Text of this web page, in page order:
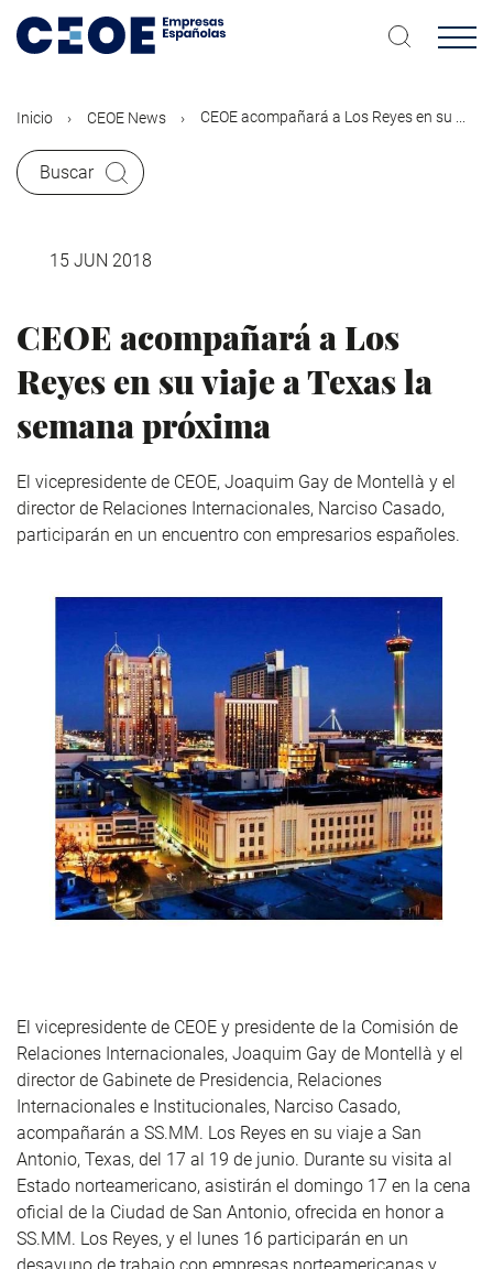
contenido
Inicio CEOE News CEOE acompañará a Los Reyes en su ...
Buscar
15 JUN 2018
CEOE acompañará a Los
Reyes en su viaje a Texas la
semana próxima
El vicepresidente de CEOE, Joaquim Gay de Montellà y el
director de Relaciones Internacionales, Narciso Casado,
participarán en un encuentro con empresarios españoles.
El vicepresidente de CEOE y presidente de la Comisión de
Relaciones Internacionales, Joaquim Gay de Montellà y el
director de Gabinete de Presidencia, Relaciones
Internacionales e Institucionales, Narciso Casado,
acompañarán a SS.MM. Los Reyes en su viaje a San
Antonio, Texas, del 17 al 19 de junio. Durante su visita al
Estado norteamericano, asistirán el domingo 17 en la cena
oficial de la Ciudad de San Antonio, ofrecida en honor a
SS.MM. Los Reyes, y el lunes 16 participarán en un